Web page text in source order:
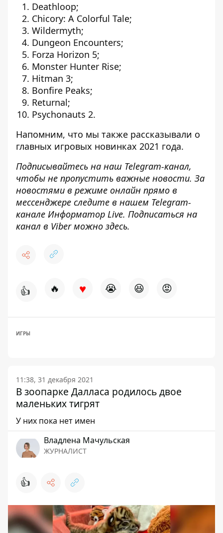
Deathloop;
Chicory: A Colorful Tale;
Wildermyth;
Dungeon Encounters;
Forza Horizon 5;
Monster Hunter Rise;
Hitman 3;
Bonfire Peaks;
Returnal;
Psychonauts 2.
Напомним, что мы также рассказывали о
главных игровых новинках 2021 года.
Подписывайтесь на наш Telegram-канал,
чтобы не пропустить важные новости. За
новостями в режиме онлайн прямо в
мессенджере следите в нашем Telegram-
канале Информатор Live. Подписаться на
канал в Viber можно здесь.
👍 🔥 ♥ 😭 😆 😡
ИГРЫ
11:38, 31 декабря 2021
В зоопарке Далласа родилось двое
маленьких тигрят
У них пока нет имен
Владлена Мачульская
ЖУРНАЛИСТ
👍